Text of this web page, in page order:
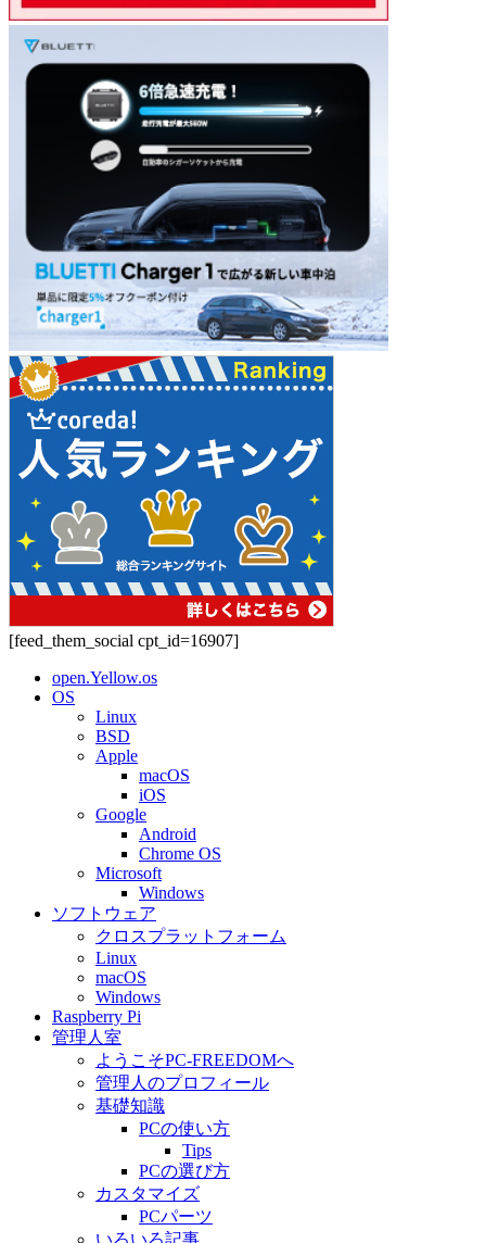
[feed_them_social cpt_id=16907]
open.Yellow.os
OS
Linux
BSD
Apple
macOS
iOS
Google
Android
Chrome OS
Microsoft
Windows
ソフトウェア
クロスプラットフォーム
Linux
macOS
Windows
Raspberry Pi
管理人室
ようこそPC-FREEDOMへ
管理人のプロフィール
基礎知識
PCの使い方
Tips
PCの選び方
カスタマイズ
PCパーツ
いろいろ記事